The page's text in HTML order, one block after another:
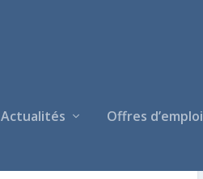
Actualités Offres d’emploi